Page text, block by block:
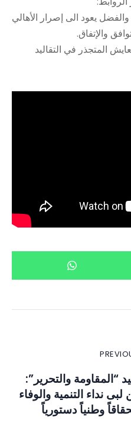
يعود الى إصرار الأهالي
والإتفاق.
المتجذر في التقاليد
“المقاومة والتحرير”:
نداء التنمية والوفاء
وطنياً دستورياً